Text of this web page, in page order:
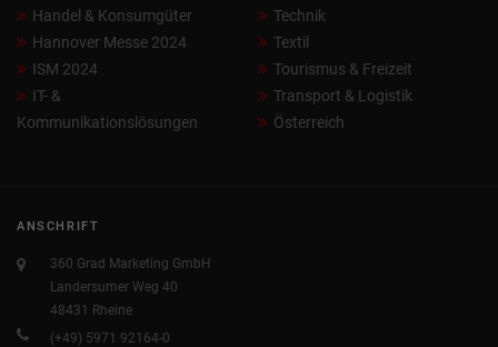
Handel & Konsumgüter
Hannover Messe 2024
ISM 2024
IT- &
Kommunikationslösungen
Technik
Textil
Tourismus & Freizeit
Transport & Logistik
Österreich
ANSCHRIFT
360 Grad Marketing GmbH
Landersumer Weg 40
48431 Rheine
(+49) 5971 92164-0